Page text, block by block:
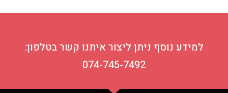
למידע נוסף ניתן ליצור איתנו קשר בטלפון:
074-745-7492